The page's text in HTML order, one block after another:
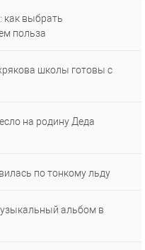
как выбрать
польза
школы готовы с
на родину Деда
по тонкому льду
альбом в